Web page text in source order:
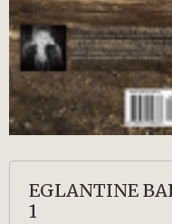
EGLANTINE
1